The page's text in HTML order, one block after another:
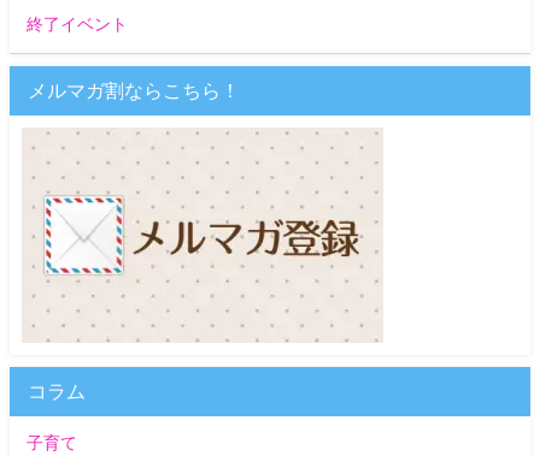
終了イベント
メルマガ割ならこちら！
コラム
子育て